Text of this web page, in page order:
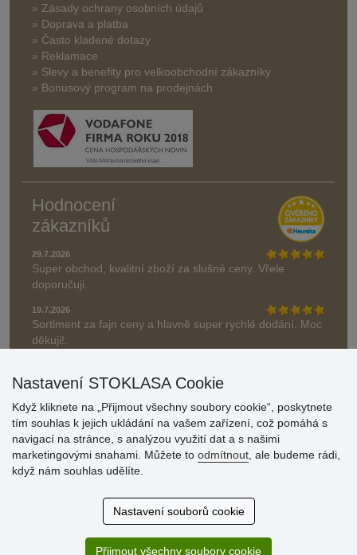
» Zásady ochrany osobních údajů
» Doprava a platba
» Často kladené dotazy
» Reklamace
» Slevy a benefity pro velkoobchodní zákazníky
» Bonusový program na prodejnách
Hodnocení
zákazníků
29.7.2026
Super obchod, kvalitní zboží za slušné ceny. Vřele
doporučuji.
19.7.2026
Sortiment za fajn ceny a hlavně super rychlé dodání. Moc
děkuji!.
» Aktuálně 19084 recenzí
* Recenze neověřujeme
Nastavení STOKLASA Cookie
Když kliknete na „Přijmout všechny soubory cookie“, poskytnete
tím souhlas k jejich ukládání na vašem zařízení, což pomáhá s
navigací na stránce, s analýzou využití dat a s našimi
marketingovými snahami. Můžete to odmítnout , ale budeme rádi,
když nám souhlas udělíte.
Nastavení souborů cookie
Přijmout všechny soubory cookie